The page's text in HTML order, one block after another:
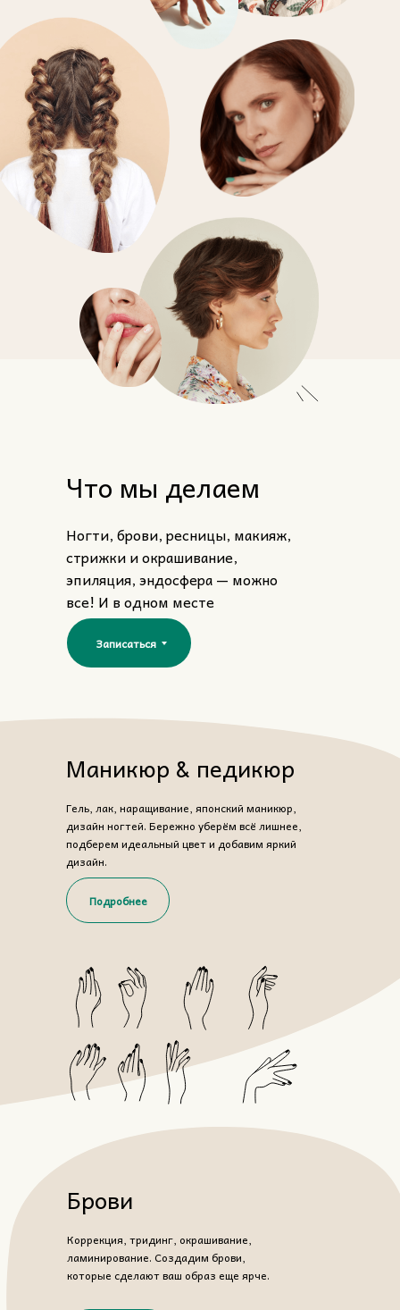
Что мы делаем
Маникюр & педикюр
Ногти, брови, ресницы, макияж,
стрижки и окрашивание,
эпиляция, эндосфера — можно
все! И в одном месте
Гель, лак, наращивание, японский маникюр,
дизайн ногтей. Бережно уберём всё лишнее,
подберем идеальный цвет и добавим яркий
дизайн.
Подробнее
Записаться
Брови
Коррекция, тридинг, окрашивание,
ламинирование. Создадим брови,
которые сделают ваш образ еще ярче.